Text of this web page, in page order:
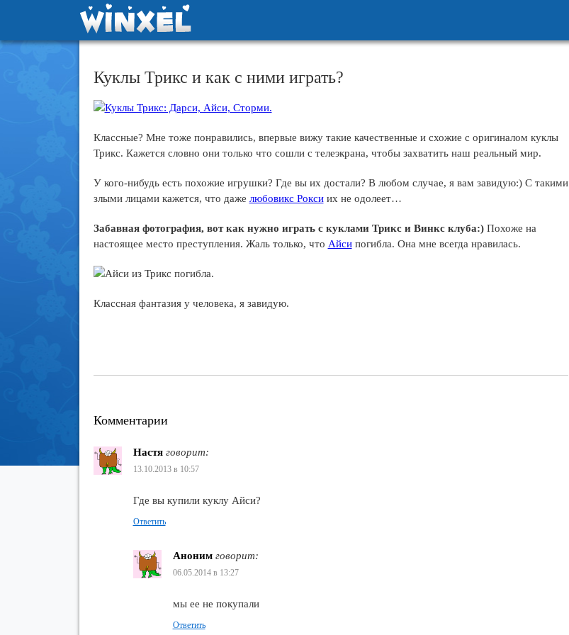
Куклы Трикс и как с ними играть?
Классные? Мне тоже понравились, впервые вижу такие качественные и схожие с оригиналом куклы
Трикс. Кажется словно они только что сошли с телеэкрана, чтобы захватить наш реальный мир.
У кого-нибудь есть похожие игрушки? Где вы их достали? В любом случае, я вам завидую:) С такими
злыми лицами кажется, что даже любовикс Роксиих не одолеет…
Забавная фотография, вот как нужно играть с куклами Трикс и Винкс клуба:)Похоже на
настоящее место преступления. Жаль только, что Айсипогибла. Она мне всегда нравилась.
Классная фантазия у человека, я завидую.
Комментарии
Настя говорит:
13.10.2013 в 10:57
Где вы купили куклу Айси?
Ответить
Аноним говорит:
06.05.2014 в 13:27
мы ее не покупали
Ответить